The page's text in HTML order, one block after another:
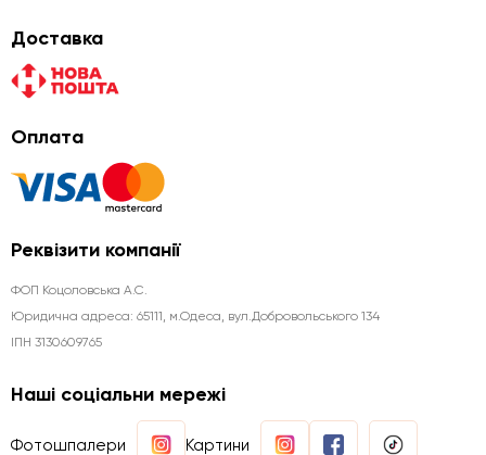
Доставка
Оплата
Реквізити компанії
ФОП Коцоловська А.С.
Юридична aдреса: 65111, м.Одеса, вул.Добровольського 134
ІПН 3130609765
Наші соціальни мережі
Фотошпалери Картини